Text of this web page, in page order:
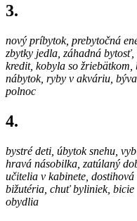
3.
nový príbytok, prebytočná
zbytky jedla, záhadná
kredit, kobyla so
nábytok, ryby v akváriu,
polnoc
4.
bystré deti, úbytok snehu,
hravá násobilka, zatúlaný
učitelia v kabinete,
bižutéria, chuť byliniek,
obydlia